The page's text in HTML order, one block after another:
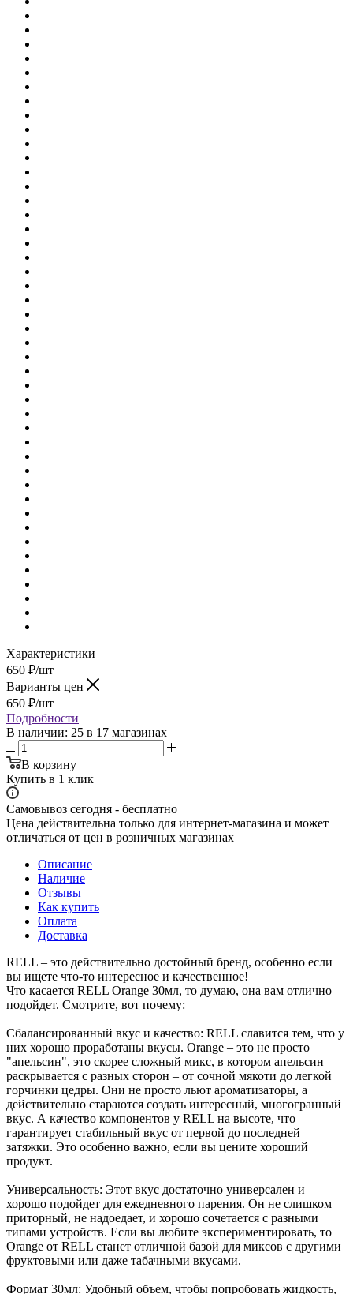
Характеристики
650 ₽/шт
Варианты цен
650 ₽/шт
Подробности
В наличии: 25 в 17 магазинах
В корзину
Купить в 1 клик
Самовывоз сегодня - бесплатно
Цена действительна только для интернет-магазина и может
отличаться от цен в розничных магазинах
Описание
Наличие
Отзывы
Как купить
Оплата
Доставка
RELL – это действительно достойный бренд, особенно если
вы ищете что-то интересное и качественное!
Что касается RELL Orange 30мл, то думаю, она вам отлично
подойдет. Смотрите, вот почему:
Сбалансированный вкус и качество: RELL славится тем, что у
них хорошо проработаны вкусы. Orange – это не просто
"апельсин", это скорее сложный микс, в котором апельсин
раскрывается с разных сторон – от сочной мякоти до легкой
горчинки цедры. Они не просто льют ароматизаторы, а
действительно стараются создать интересный, многогранный
вкус. А качество компонентов у RELL на высоте, что
гарантирует стабильный вкус от первой до последней
затяжки. Это особенно важно, если вы цените хороший
продукт.
Универсальность: Этот вкус достаточно универсален и
хорошо подойдет для ежедневного парения. Он не слишком
приторный, не надоедает, и хорошо сочетается с разными
типами устройств. Если вы любите экспериментировать, то
Orange от RELL станет отличной базой для миксов с другими
фруктовыми или даже табачными вкусами.
Формат 30мл: Удобный объем, чтобы попробовать жидкость,